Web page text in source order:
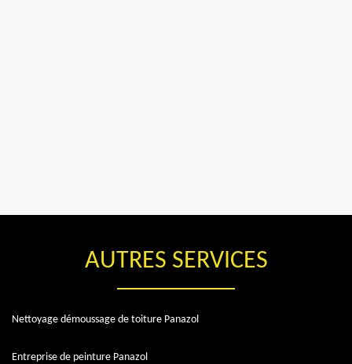
AUTRES SERVICES
Nettoyage démoussage de toiture Panazol
Entreprise de peinture Panazol